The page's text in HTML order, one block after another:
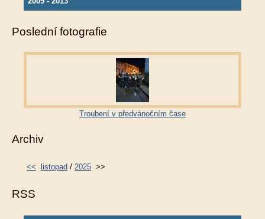
Poslední fotografie
Troubení v předvánočním čase
Archiv
<< listopad / 2025 >>
RSS